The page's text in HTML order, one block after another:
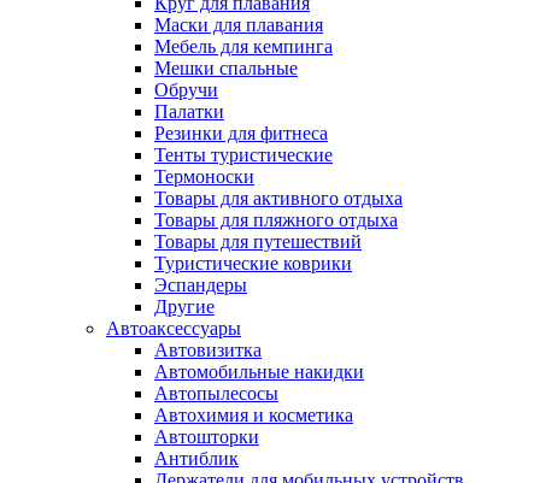
Маски для плавания
Мебель для кемпинга
Мешки спальные
Обручи
Палатки
Резинки для фитнеса
Тенты туристические
Термоноски
Товары для активного отдыха
Товары для пляжного отдыха
Товары для путешествий
Туристические коврики
Эспандеры
Другие
Автоаксессуары
Автовизитка
Автомобильные накидки
Автопылесосы
Автохимия и косметика
Автошторки
Антиблик